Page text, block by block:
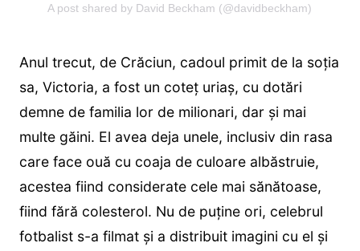
A post shared by David Beckham (@davidbeckham)
Anul trecut, de Crăciun, cadoul primit de la soția
sa, Victoria, a fost un coteț uriaș, cu dotări
demne de familia lor de milionari, dar și mai
multe găini. El avea deja unele, inclusiv din rasa
care face ouă cu coaja de culoare albăstruie,
acestea fiind considerate cele mai sănătoase,
fiind fără colesterol. Nu de puține ori, celebrul
fotbalist s-a filmat și a distribuit imagini cu el și